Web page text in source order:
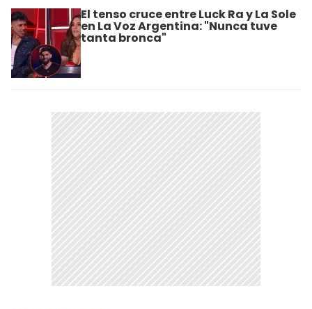
El tenso cruce entre Luck Ra y La Sole
en La Voz Argentina: "Nunca tuve
tanta bronca"